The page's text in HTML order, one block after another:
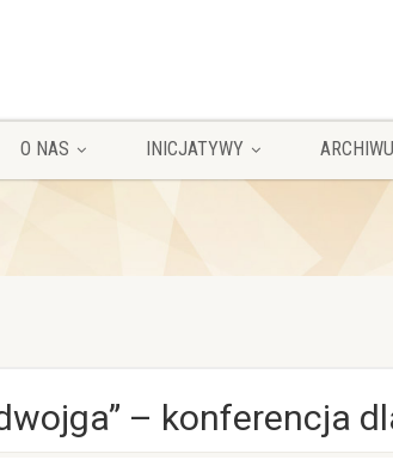
O NAS INICJATYWY
– konferencja